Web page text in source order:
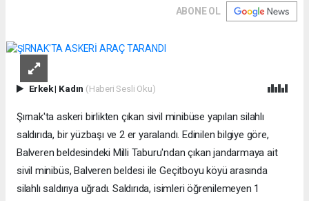
ABONE OL
Erkek| Kadın (Haberi Sesli Oku)
Şırnak'ta askeri birlikten çıkan sivil minibüse yapılan silahlı
saldırıda, bir yüzbaşı ve 2 er yaralandı. Edinilen bilgiye göre,
Balveren beldesindeki Milli Taburu'ndan çıkan jandarmaya ait
sivil minibüs, Balveren beldesi ile Geçitboyu köyü arasında
silahlı saldırıya uğradı. Saldırıda, isimleri öğrenilemeyen 1